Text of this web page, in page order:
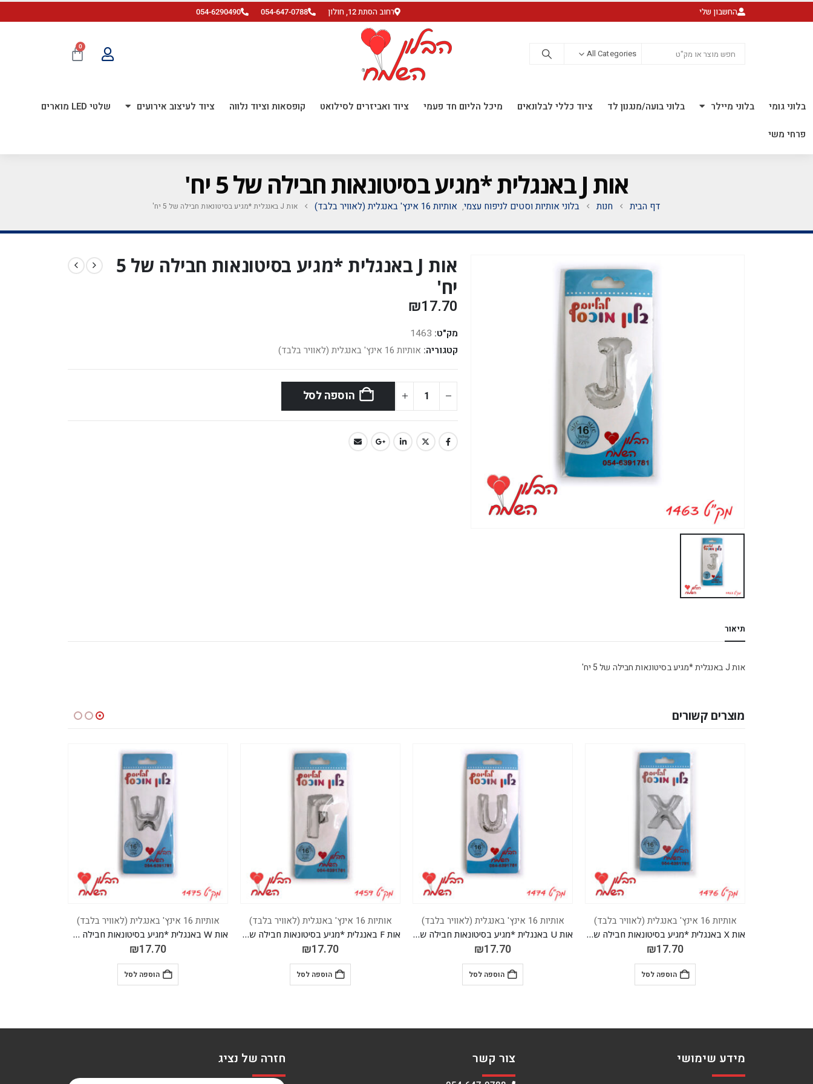
החשבון שלי רחוב הסתת 12, חולון 054-647-0788
054-6290490
All Categories
0
בלוני גומי בלוני מיילר בלוני בועה/מנגנון לד ציוד כללי לבלונאים מיכל הליום חד פעמי ציוד ואביזרים לסילואט קופסאות וציוד נלווה ציוד לעיצוב אירועים שלטי LED מוארים
פרחי משי
אות J באנגלית *מגיע בסיטונאות חבילה של 5 יח'
דף הבית חנות בלוני אותיות וסטים לניפוח עצמי, אותיות 16 אינץ' באנגלית (לאוויר בלבד) אות J באנגלית *מגיע בסיטונאות חבילה של 5 יח'
אות J באנגלית *מגיע בסיטונאות חבילה של 5
יח'
₪17.70
מק"ט: 1463
קטגוריה: אותיות 16 אינץ' באנגלית (לאוויר בלבד)
הוספה לסל
תיאור
אות J באנגלית *מגיע בסיטונאות חבילה של 5 יח'
מוצרים קשורים
אותיות 16 אינץ' באנגלית (לאוויר בלבד)
₪17.70
הוספה לסל
אותיות 16 אינץ' באנגלית (לאוויר בלבד)
אות F באנגלית *מגיע בסיטונאות חבילה של 5 יח'
₪17.70
הוספה לסל
אותיות 16 אינץ' באנגלית (לאוויר בלבד)
אות W באנגלית *מגיע בסיטונאות חבילה של 5 יח'
₪17.70
הוספה לסל
אותיות 16 אינץ' באנגלית (לאוויר בלבד)
₪17.70
הוספה לסל
מידע שימושי צור קשר חזרה של נציג